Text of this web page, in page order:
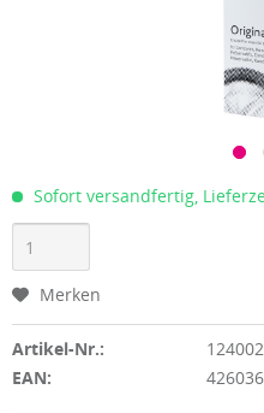
Sofort versandfertig,
Merken
Artikel-Nr.:
124002
EAN: